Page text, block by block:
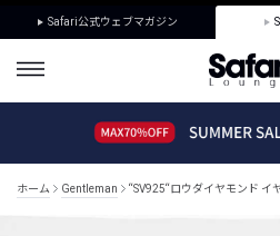
Safari公式ウェブマガジン
ホーム Gentleman “SV925“ロウダイヤモンド イ